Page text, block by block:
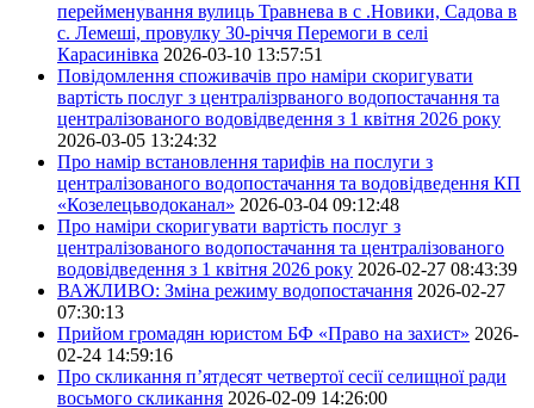
перейменування вулиць Травнева в с .Новики, Садова в
с. Лемеші, провулку 30-річчя Перемоги в селі
Карасинівка 2026-03-10 13:57:51
Повідомлення споживачів про наміри скоригувати
вартість послуг з централізрваного водопостачання та
централізованого водовідведення з 1 квітня 2026 року
2026-03-05 13:24:32
Про намір встановлення тарифів на послуги з
централізованого водопостачання та водовідведення КП
«Козелецьводоканал» 2026-03-04 09:12:48
Про наміри скоригувати вартість послуг з
централізованого водопостачання та централізованого
водовідведення з 1 квітня 2026 року 2026-02-27 08:43:39
ВАЖЛИВО: Зміна режиму водопостачання 2026-02-27
07:30:13
Прийом громадян юристом БФ «Право на захист» 2026-
02-24 14:59:16
Про скликання п’ятдесят четвертої сесії селищної ради
восьмого скликання 2026-02-09 14:26:00